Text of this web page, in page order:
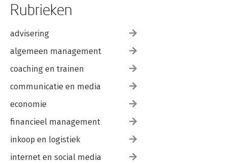
Rubrieken
advisering
algemeen management
coaching en trainen
communicatie en media
economie
financieel management
inkoop en logistiek
internet en social media